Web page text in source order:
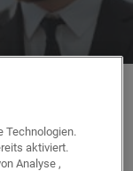
Technologien.
aktiviert.
Analyse ,